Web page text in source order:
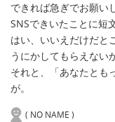
できれば急ぎでお願い
SNSできいたことに短
はい、いいえだけだと
うにかしてもらえない
それと、「あなたとも
が。
( NO NAME )